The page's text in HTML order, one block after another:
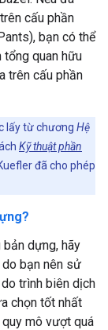
cấu phần
bạn có thể
tổng quan hữu
trên cấu phần
lấy từ chương Hệ
Kỹ thuật phần
đã cho phép
dựng, hãy
bạn nên sử
trình biên dịch
chọn tốt nhất
mô vượt quá